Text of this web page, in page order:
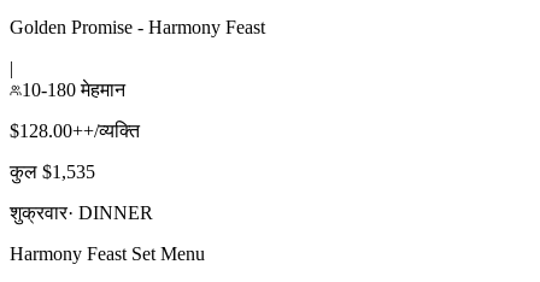
Golden Promise - Harmony Feast
|
10-180 मेहमान
$128.00++/व्यक्ति
कुल $1,535
शुक्रवार· DINNER
Harmony Feast Set Menu